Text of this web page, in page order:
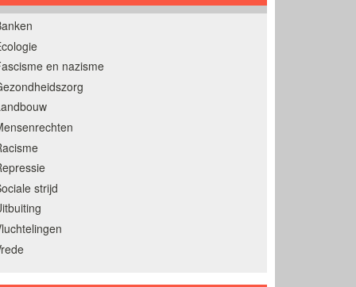
en nazisme
strijd